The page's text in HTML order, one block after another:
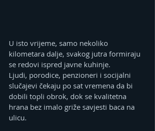
U isto vrijeme, samo nekoliko
kilometara dalje, svakog jutra formiraju
se redovi ispred javne kuhinje.
Ljudi, porodice, penzioneri i socijalni
slučajevi čekaju po sat vremena da bi
dobili topli obrok, dok se kvalitetna
hrana bez imalo griže savjesti baca na
ulicu.